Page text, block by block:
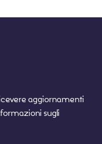
aggiornamenti
sugli